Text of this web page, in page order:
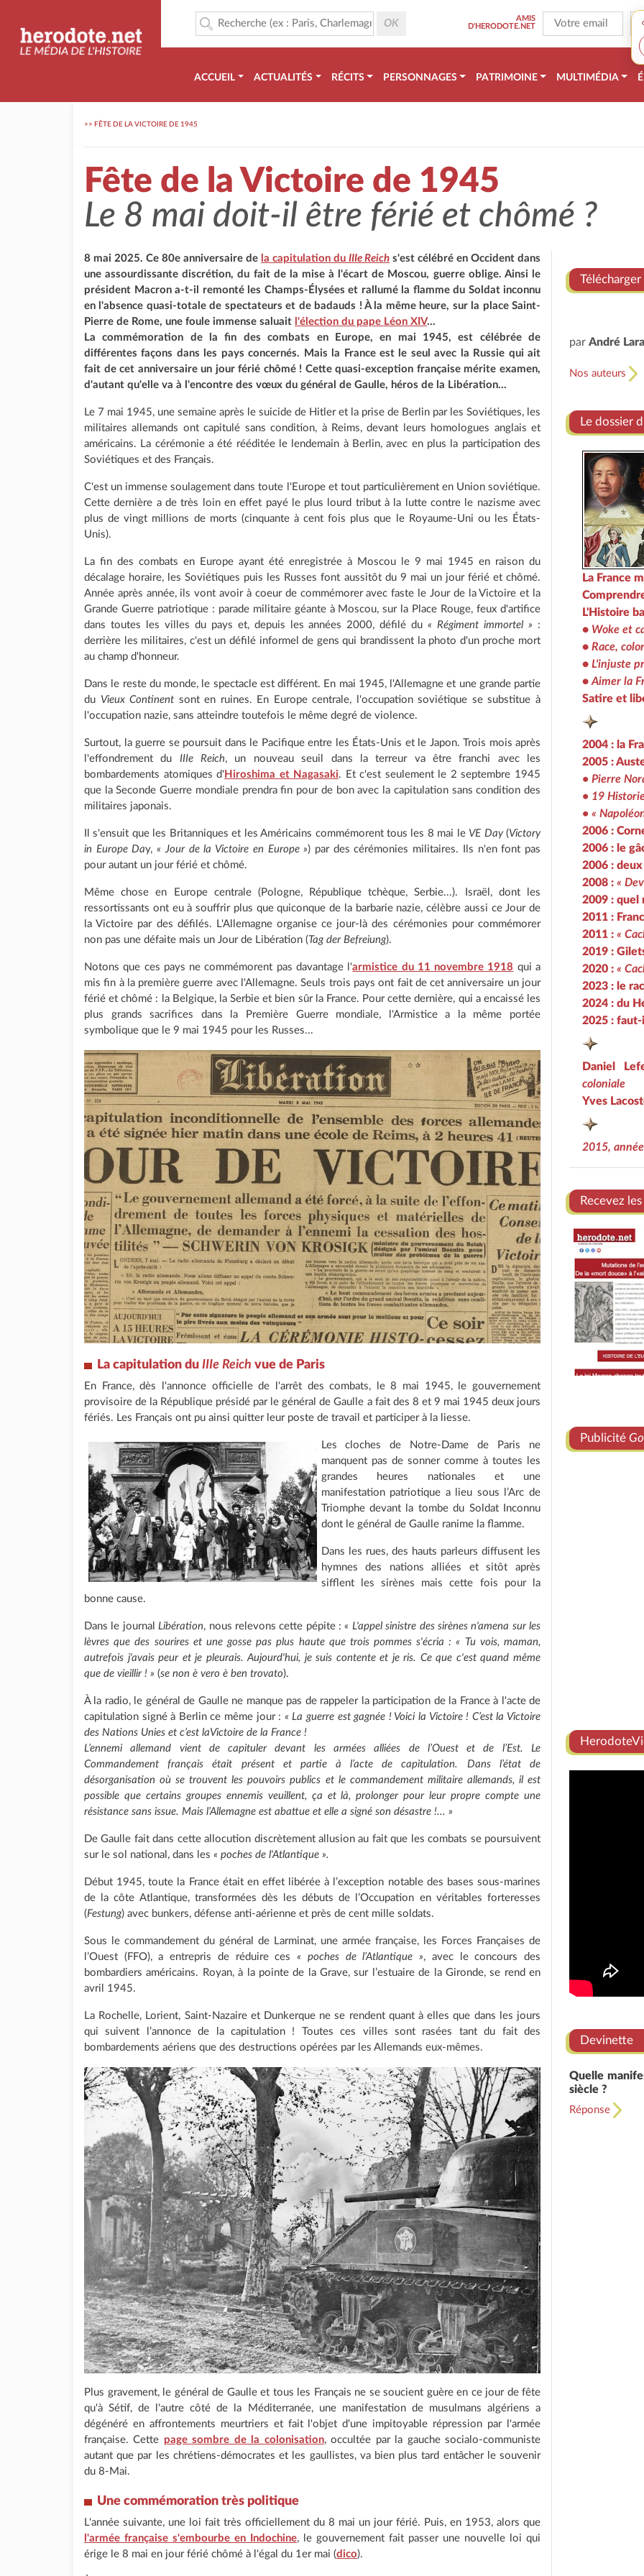
AMIS
D'HERODOTE.NET
ACCUEIL ACTUALITÉS RÉCITS PERSONNAGES PATRIMOINE MULTIMÉDIA
>> FÊTE DE LA VICTOIRE DE 1945
Fête de la Victoire de 1945
Le 8 mai doit-il être férié et chômé ?
8 mai 2025. Ce 80e anniversaire de la capitulation du IIIe Reich s'est célébré en Occident dans
une assourdissante discrétion, du fait de la mise à l'écart de Moscou, guerre oblige. Ainsi le
président Macron a-t-il remonté les Champs-Élysées et rallumé la flamme du Soldat inconnu
en l'absence quasi-totale de spectateurs et de badauds ! À la même heure, sur la place Saint-
Pierre de Rome, une foule immense saluait l'élection du pape Léon XIV...
La commémoration de la fin des combats en Europe, en mai 1945, est célébrée de
différentes façons dans les pays concernés. Mais la France est le seul avec la Russie qui ait
fait de cet anniversaire un jour férié chômé ! Cette quasi-exception française mérite examen,
d'autant qu'elle va à l'encontre des vœux du général de Gaulle, héros de la Libération...
Le 7 mai 1945, une semaine après le suicide de Hitler et la prise de Berlin par les Soviétiques, les
militaires allemands ont capitulé sans condition, à Reims, devant leurs homologues anglais et
américains. La cérémonie a été rééditée le lendemain à Berlin, avec en plus la participation des
Soviétiques et des Français.
C'est un immense soulagement dans toute l'Europe et tout particulièrement en Union soviétique.
Cette dernière a de très loin en effet payé le plus lourd tribut à la lutte contre le nazisme avec
plus de vingt millions de morts (cinquante à cent fois plus que le Royaume-Uni ou les États-
Unis).
La fin des combats en Europe ayant été enregistrée à Moscou le 9 mai 1945 en raison du
décalage horaire, les Soviétiques puis les Russes font aussitôt du 9 mai un jour férié et chômé.
Année après année, ils vont avoir à coeur de commémorer avec faste le Jour de la Victoire et la
Grande Guerre patriotique : parade militaire géante à Moscou, sur la Place Rouge, feux d'artifice
dans toutes les villes du pays et, depuis les années 2000, défilé du« Régiment immortel » :
derrière les militaires, c'est un défilé informel de gens qui brandissent la photo d'un proche mort
au champ d'honneur.
Dans le reste du monde, le spectacle est différent. En mai 1945, l'Allemagne et une grande partie
du Vieux Continent sont en ruines. En Europe centrale, l'occupation soviétique se substitue à
l'occupation nazie, sans atteindre toutefois le même degré de violence.
Surtout, la guerre se poursuit dans le Pacifique entre les États-Unis et le Japon. Trois mois après
l'effondrement du IIIe Reich, un nouveau seuil dans la terreur va être franchi avec les
bombardements atomiques d' Hiroshima et Nagasaki. Et c'est seulement le 2 septembre 1945
que la Seconde Guerre mondiale prendra fin pour de bon avec la capitulation sans condition des
militaires japonais.
Il s'ensuit que les Britanniques et les Américains commémorent tous les 8 mai le VE Day(Victory
in Europe Day,« Jour de la Victoire en Europe ») par des cérémonies militaires. Ils n'en font pas
pour autant un jour férié et chômé.
Même chose en Europe centrale (Pologne, République tchèque, Serbie...). Israël, dont les
ressortissants ont eu à souffrir plus que quiconque de la barbarie nazie, célèbre aussi ce Jour de
la Victoire par des défilés. L'Allemagne organise ce jour-là des cérémonies pour commémorer
non pas une défaite mais un Jour de Libération (Tag der Befreiung).
Notons que ces pays ne commémorent pas davantage l'armistice du 11 novembre 1918 qui a
mis fin à la première guerre avec l'Allemagne. Seuls trois pays ont fait de cet anniversaire un jour
férié et chômé : la Belgique, la Serbie et bien sûr la France. Pour cette dernière, qui a encaissé les
plus grands sacrifices dans la Première Guerre mondiale, l'Armistice a la même portée
symbolique que le 9 mai 1945 pour les Russes...
La capitulation du IIIe Reich vue de Paris
En France, dès l'annonce officielle de l'arrêt des combats, le 8 mai 1945, le gouvernement
provisoire de la République présidé par le général de Gaulle a fait des 8 et 9 mai 1945 deux jours
fériés. Les Français ont pu ainsi quitter leur poste de travail et participer à la liesse.
Les cloches de Notre-Dame de Paris ne
manquent pas de sonner comme à toutes les
grandes heures nationales et une
manifestation patriotique a lieu sous l’Arc de
Triomphe devant la tombe du Soldat Inconnu
dont le général de Gaulle ranime la flamme.
Dans les rues, des hauts parleurs diffusent les
hymnes des nations alliées et sitôt après
sifflent les sirènes mais cette fois pour la
bonne cause.
Dans le journalLibération, nous relevons cette pépite :« L'appel sinistre des sirènes n'amena sur les
lèvres que des sourires et une gosse pas plus haute que trois pommes s'écria : « Tu vois, maman,
autrefois j'avais peur et je pleurais. Aujourd'hui, je suis contente et je ris. Ce que c'est quand même
que de vieillir ! » (se non è vero è ben trovato).
À la radio, le général de Gaulle ne manque pas de rappeler la participation de la France à l'acte de
capitulation signé à Berlin ce même jour : « La guerre est gagnée ! Voici la Victoire ! C’est la Victoire
des Nations Unies et c’est laVictoire de la France !
L’ennemi allemand vient de capituler devant les armées alliées de l’Ouest et de l’Est. Le
Commandement français était présent et partie à l’acte de capitulation. Dans l’état de
désorganisation où se trouvent les pouvoirs publics et le commandement militaire allemands, il est
possible que certains groupes ennemis veuillent, ça et là, prolonger pour leur propre compte une
résistance sans issue. Mais l’Allemagne est abattue et elle a signé son désastre !... »
De Gaulle fait dans cette allocution discrètement allusion au fait que les combats se poursuivent
sur le sol national, dans les « poches de l'Atlantique ».
Début 1945, toute la France était en effet libérée à l’exception notable des bases sous-marines
de la côte Atlantique, transformées dès les débuts de l’Occupation en véritables forteresses
(Festung) avec bunkers, défense anti-aérienne et près de cent mille soldats.
Sous le commandement du général de Larminat, une armée française, les Forces Françaises de
l’Ouest (FFO), a entrepris de réduire ces« poches de l’Atlantique », avec le concours des
bombardiers américains. Royan, à la pointe de la Grave, sur l’estuaire de la Gironde, se rend en
avril 1945.
La Rochelle, Lorient, Saint-Nazaire et Dunkerque ne se rendent quant à elles que dans les jours
qui suivent l’annonce de la capitulation ! Toutes ces villes sont rasées tant du fait des
bombardements aériens que des destructions opérées par les Allemands eux-mêmes.
Plus gravement, le général de Gaulle et tous les Français ne se soucient guère en ce jour de fête
qu'à Sétif, de l'autre côté de la Méditerranée, une manifestation de musulmans algériens a
dégénéré en affrontements meurtriers et fait l'objet d'une impitoyable répression par l'armée
française. Cette page sombre de la colonisation, occultée par la gauche socialo-communiste
autant que par les chrétiens-démocrates et les gaullistes, va bien plus tard entâcher le souvenir
du 8-Mai.
Une commémoration très politique
L'année suivante, une loi fait très officiellement du 8 mai un jour férié. Puis, en 1953, alors que
l'armée française s'embourbe en Indochine, le gouvernement fait passer une nouvelle loi qui
érige le 8 mai en jour férié chômé à l'égal du 1er mai (dico).
par André
Nos auteurs
Le dossier
La France
L'Histoire
• Woke et
• Race,
• L'injuste
•Aimer la
Satire et
2004 : la
2005 :
• Pierre
• 19
• «
2006 :
2006 : le
2006 :
2008 : «
2009 : quel
2011 :
2011 : «
2019 :
2020 : «
2023 : le
2024 : du
2025 :
Daniel
coloniale
Yves
2015,
Recevez
Publicité
Devinette
Quelle
siècle ?
Réponse